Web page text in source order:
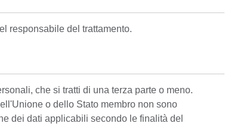
responsabile del trattamento.
che si tratti di una terza parte o meno.
o dello Stato membro non sono
dei dati applicabili secondo le finalità del